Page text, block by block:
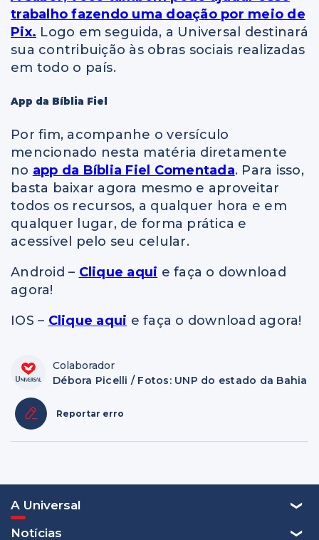
trabalho fazendo uma doação por meio de
Pix. Logo em seguida, a Universal destinará
sua contribuição às obras sociais realizadas
em todo o país.
App da Bíblia Fiel
Por fim, acompanhe o versículo
mencionado nesta matéria diretamente
no app da Bíblia Fiel Comentada. Para isso,
basta baixar agora mesmo e aproveitar
todos os recursos, a qualquer hora e em
qualquer lugar, de forma prática e
acessível pelo seu celular.
Android – Clique aqui e faça o download
agora!
IOS – Clique aqui e faça o download agora!
Colaborador
Débora Picelli / Fotos: UNP do estado da Bahia
Reportar erro
A Universal
Notícias